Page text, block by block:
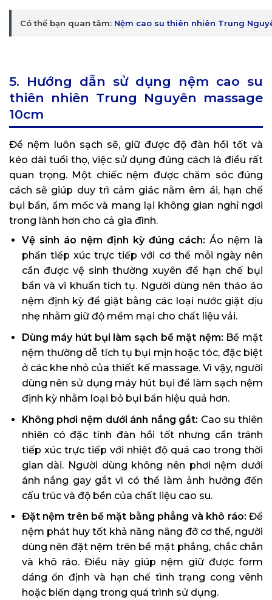
Có thể bạn quan tâm: Nệm cao su thiên nhiên Trung
5. Hướng dẫn sử dụng nệm cao su
thiên nhiên Trung Nguyên massage
10cm
Để nệm luôn sạch sẽ, giữ được độ đàn hồi tốt và
kéo dài tuổi thọ, việc sử dụng đúng cách là điều rất
quan trọng. Một chiếc nệm được chăm sóc đúng
cách sẽ giúp duy trì cảm giác nằm êm ái, hạn chế
bụi bẩn, ẩm mốc và mang lại không gian nghỉ ngơi
trong lành hơn cho cả gia đình.
Vệ sinh áo nệm định kỳ đúng cách: Áo nệm là
phần tiếp xúc trực tiếp với cơ thể mỗi ngày nên
cần được vệ sinh thường xuyên để hạn chế bụi
bẩn và vi khuẩn tích tụ. Người dùng nên tháo áo
nệm định kỳ để giặt bằng các loại nước giặt dịu
nhẹ nhằm giữ độ mềm mại cho chất liệu vải.
Dùng máy hút bụi làm sạch bề mặt nệm: Bề mặt
nệm thường dễ tích tụ bụi mịn hoặc tóc, đặc biệt
ở các khe nhỏ của thiết kế massage. Vì vậy, người
dùng nên sử dụng máy hút bụi để làm sạch nệm
định kỳ nhằm loại bỏ bụi bẩn hiệu quả hơn.
Không phơi nệm dưới ánh nắng gắt: Cao su thiên
nhiên có đặc tính đàn hồi tốt nhưng cần tránh
tiếp xúc trực tiếp với nhiệt độ quá cao trong thời
gian dài. Người dùng không nên phơi nệm dưới
ánh nắng gay gắt vì có thể làm ảnh hưởng đến
cấu trúc và độ bền của chất liệu cao su.
Đặt nệm trên bề mặt bằng phẳng và khô ráo: Để
nệm phát huy tốt khả năng nâng đỡ cơ thể, người
dùng nên đặt nệm trên bề mặt phẳng, chắc chắn
và khô ráo. Điều này giúp nệm giữ được form
dáng ổn định và hạn chế tình trạng cong vênh
hoặc biến dạng trong quá trình sử dụng.